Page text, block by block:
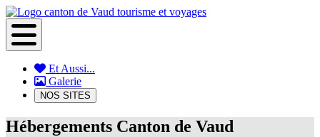
Et Aussi...
Galerie
NOS SITES
Hébergements Canton de Vaud